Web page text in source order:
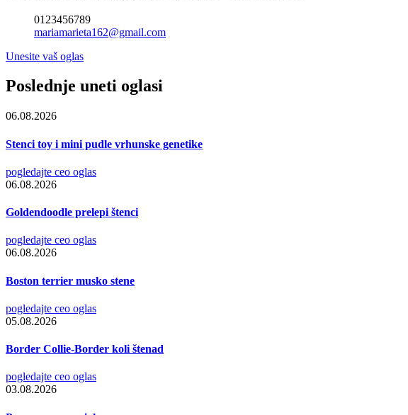
0123456789
mariamarieta162@gmail.com
Unesite vaš oglas
Poslednje uneti oglasi
06.08.2026
Stenci toy i mini pudle vrhunske genetike
pogledajte ceo oglas
06.08.2026
Goldendoodle prelepi štenci
pogledajte ceo oglas
06.08.2026
Boston terrier musko stene
pogledajte ceo oglas
05.08.2026
Border Collie-Border koli štenad
pogledajte ceo oglas
03.08.2026